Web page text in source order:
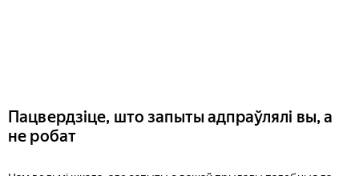
Пацвердзіце, што запыты адпраўлялі вы, а
не робат